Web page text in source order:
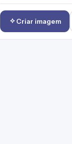
Criar imagem